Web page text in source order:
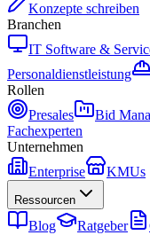
Konzepte schreiben
Branchen
IT Software &
Personaldienstleistung
Rollen
Presales
Bid
Fachexperten
Unternehmen
Enterprise
KMUs
Ressourcen
Blog Ratgeber